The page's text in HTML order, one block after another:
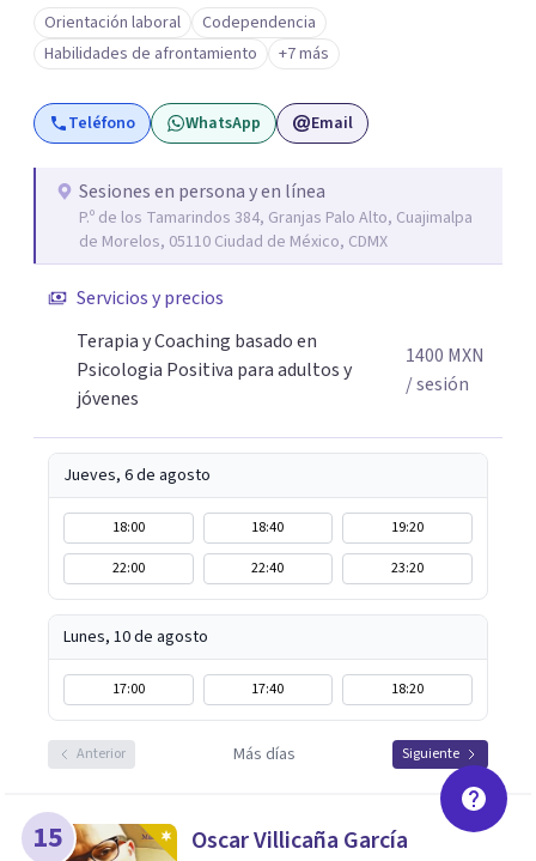
¿Aunque no estás deprimido/a sientes que te gustaría
potenciar tu capacidad de bienestar? Hola, Soy
Mariangela Rodriguez Badel. Uno de mis propósitos de
vida es impactar positivamente la vida de jóvenes y
uno/a y acompañándolo/as a encontrar herramientas
que les permitan conectar con su vida de maneras
diferentes y avanzar hacia donde lo necesitan. Hago
manera presencial en la Ciudad de México.
Adicionalmente enseño herramientas de psicología
positiva y bienestar a grupos y equipos.
Orientación laboral
Codependencia
Habilidades de afrontamiento
+7 más
Teléfono WhatsApp Email
Sesiones en persona y en línea
P.º de los Tamarindos 384, Granjas Palo Alto, Cuajimalpa
de Morelos, 05110 Ciudad de México, CDMX
Servicios y precios
Terapia y Coaching basado en
Psicologia Positiva para adultos y
jóvenes
1400 MXN
/ sesión
Jueves, 6 de agosto
18:00 18:40
19:20
22:00
22:40 23:20
Lunes, 10 de agosto
17:00 17:40 18:20
Anterior Más días Siguiente
15 Oscar Villicaña García